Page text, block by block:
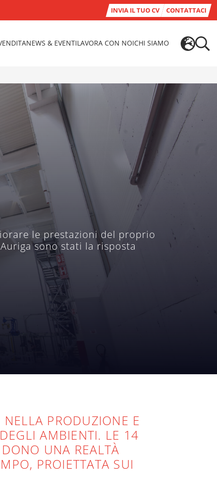
INVIA IL TUO CV CONTATTACI
NEWS & EVENTILAVORA CON NOICHI SIAMO
le prestazioni del proprio
sono stati la risposta
NELLA PRODUZIONE E
AMBIENTI. LE 14
UNA REALTÀ
PROIETTATA SUI